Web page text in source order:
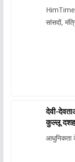
सांसदों,
देवी-
कुल्लू
आधुनिकता